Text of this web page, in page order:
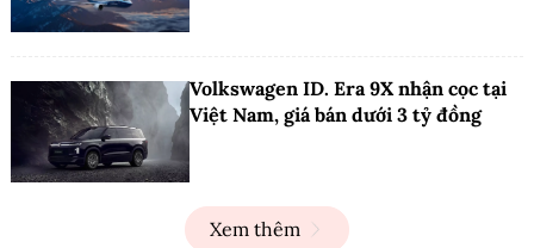
Volkswagen ID. Era 9X nhận cọc tại
Việt Nam, giá bán dưới 3 tỷ đồng
Xem thêm